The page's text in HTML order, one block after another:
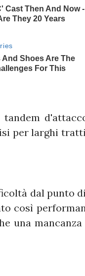
per larghi
dal punto
così
una